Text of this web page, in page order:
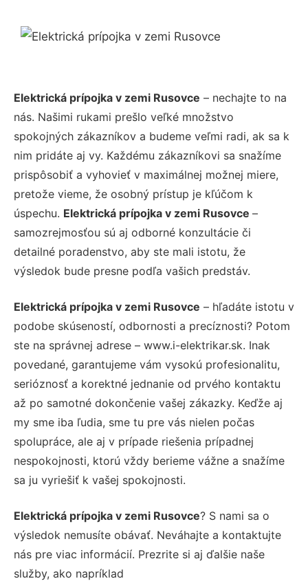
Elektrická prípojka v zemi Rusovce – nechajte to na
nás. Našimi rukami prešlo veľké množstvo
spokojných zákazníkov a budeme veľmi radi, ak sa k
nim pridáte aj vy. Každému zákazníkovi sa snažíme
prispôsobiť a vyhovieť v maximálnej možnej miere,
pretože vieme, že osobný prístup je kľúčom k
úspechu. Elektrická prípojka v zemi Rusovce –
samozrejmosťou sú aj odborné konzultácie či
detailné poradenstvo, aby ste mali istotu, že
výsledok bude presne podľa vašich predstáv.
Elektrická prípojka v zemi Rusovce – hľadáte istotu v
podobe skúseností, odbornosti a precíznosti? Potom
ste na správnej adrese – www.i-elektrikar.sk. Inak
povedané, garantujeme vám vysokú profesionalitu,
serióznosť a korektné jednanie od prvého kontaktu
až po samotné dokončenie vašej zákazky. Keďže aj
my sme iba ľudia, sme tu pre vás nielen počas
spolupráce, ale aj v prípade riešenia prípadnej
nespokojnosti, ktorú vždy berieme vážne a snažíme
sa ju vyriešiť k vašej spokojnosti.
Elektrická prípojka v zemi Rusovce? S nami sa o
výsledok nemusíte obávať. Neváhajte a kontaktujte
nás pre viac informácií. Prezrite si aj ďalšie naše
služby, ako napríklad